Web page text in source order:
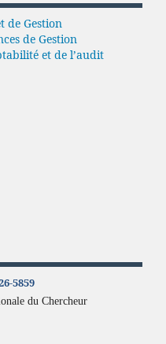
de Gestion
de Gestion
et de l’audit
5859
du Chercheur